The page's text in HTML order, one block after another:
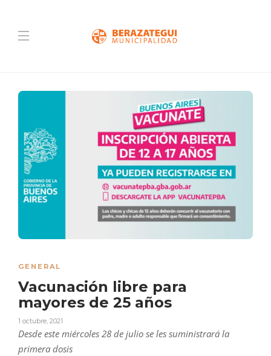
GENERAL
Vacunación libre para
mayores de 25 años
1 octubre, 2021
Desde este miércoles 28 de julio se les suministrará la
primera dosis